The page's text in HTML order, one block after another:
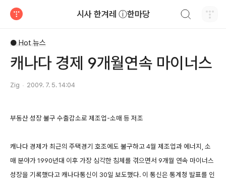
시사 한겨레 ⓘ한마당
● Hot 뉴스
캐나다 경제 9개월연속 마이너스
Zig 2009. 7. 5. 14:04
부동산 성장 불구 수출감소로 제조업-소매 등 저조
캐나다 경제가 최근의 주택경기 호조에도 불구하고 4월 제조업과 에너지, 소
매 분야가 1990년대 이후 가장 심각한 침체를 겪으면서 9개월 연속 마이너스
성장을 기록했다고 캐나다통신이 30일 보도했다. 이 통신은 통계청 발표를 인